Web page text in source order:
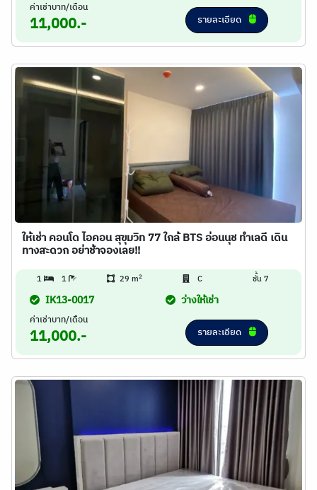
ค่าเช่าบาท/เดือน
11,000.- รายละเอียด
ให้เช่า คอนโด ไอคอน สุขุมวิท 77 ใกล้ BTS อ่อนนุช ทำเลดี เดิน
ทางสะดวก อย่าช้าจองเลย!!
1 1 29 m2 C ชั้น 7
IK13-0017 ว่างให้เช่า
ค่าเช่าบาท/เดือน
11,000.- รายละเอียด